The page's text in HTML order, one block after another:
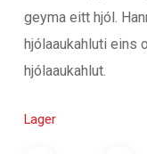
geyma eitt hjól.
hjólaaukahluti eins
hjólaaukahlut.
Lager